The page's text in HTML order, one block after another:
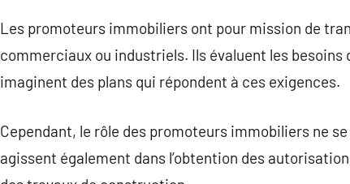
Les promoteurs immobiliers ont pour mission de
commerciaux ou industriels. Ils évaluent les
imaginent des plans qui répondent à ces exigences.
Cependant, le rôle des promoteurs immobiliers ne
agissent également dans l’obtention des